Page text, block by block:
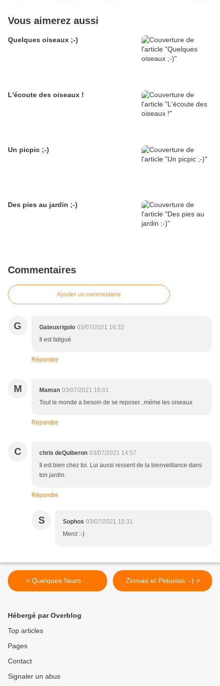
Vous aimerez aussi
Quelques oiseaux ;-)
L'écoute des oiseaux !
Un picpic ;-)
Des pies au jardin ;-)
Commentaires
Ajouter un commentaire
G Gateuxrigolo 03/07/2021 16:32
Il est fatigué
Répondre
M Maman 03/07/2021 16:01
Tout le monde a besoin de se reposer...même les oiseaux
Répondre
C chris deQuiberon 03/07/2021 14:57
Il est bien chez toi. Lui aussi ressent de la bienveillance dans
ton jardin.
Répondre
S Sophos 03/07/2021 15:31
Merci :-)
< Quelques fleurs ... Zinnias et Pétunias :-) >
Hébergé par Overblog
Top articles
Pages
Contact
Signaler un abus